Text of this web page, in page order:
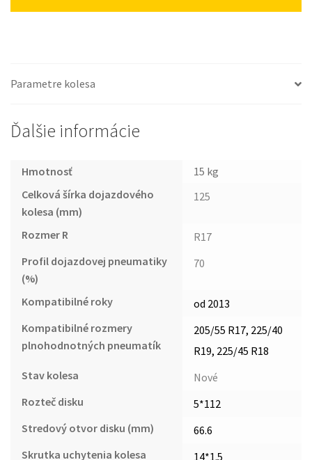
Parametre kolesa
Ďalšie informácie
Hmotnosť
15 kg
Celková šírka dojazdového
kolesa (mm)
125
Rozmer R
R17
Profil dojazdovej pneumatiky
(%)
70
Kompatibilné roky
od 2013
Kompatibilné rozmery
plnohodnotných pneumatík
205/55 R17, 225/40
R19, 225/45 R18
Stav kolesa
Nové
Rozteč disku
5*112
Stredový otvor disku (mm)
66.6
Skrutka uchytenia kolesa
14*1.5